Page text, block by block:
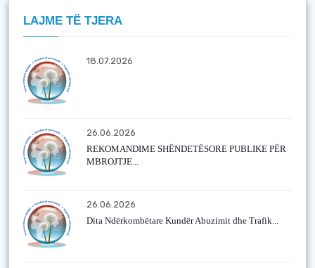
LAJME TË TJERA
18.07.2026
26.06.2026
REKOMANDIME SHËNDETËSORE PUBLIKE PËR
MBROJTJE...
26.06.2026
Dita Ndërkombëtare Kundër Abuzimit dhe Trafik...